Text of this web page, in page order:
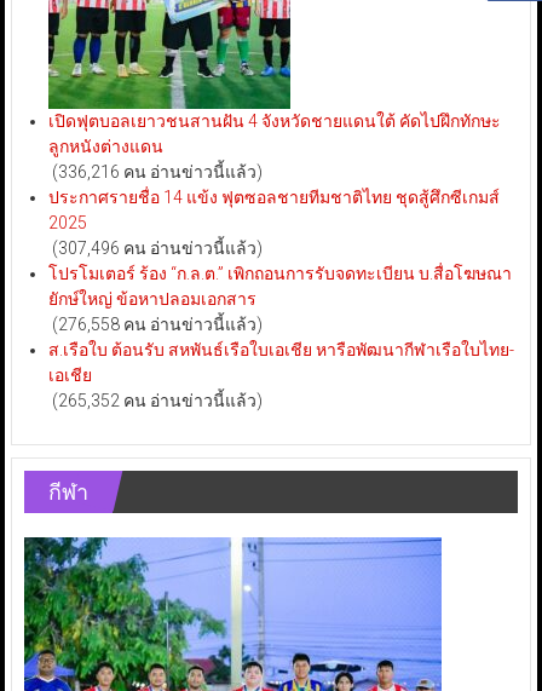
เปิดฟุตบอลเยาวชนสานฝัน 4 จังหวัดชายแดนใต้ คัดไปฝึกทักษะ
ลูกหนังต่างแดน
(336,216 คน อ่านข่าวนี้แล้ว)
ประกาศรายชื่อ 14 แข้ง ฟุตซอลชายทีมชาติไทย ชุดสู้ศึกซีเกมส์
2025
(307,496 คน อ่านข่าวนี้แล้ว)
โปรโมเตอร์ ร้อง “ก.ล.ต.” เพิกถอนการรับจดทะเบียน บ.สื่อโฆษณา
ยักษ์ใหญ่ ข้อหาปลอมเอกสาร
(276,558 คน อ่านข่าวนี้แล้ว)
ส.เรือใบ ต้อนรับ สหพันธ์เรือใบเอเชีย หารือพัฒนากีฬาเรือใบไทย-
เอเชีย
(265,352 คน อ่านข่าวนี้แล้ว)
กีฬา